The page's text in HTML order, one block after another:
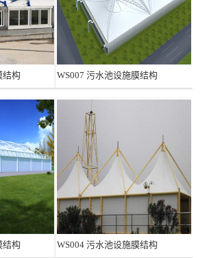
结构 WS007 污水池设施膜结构
结构 WS004 污水池设施膜结构